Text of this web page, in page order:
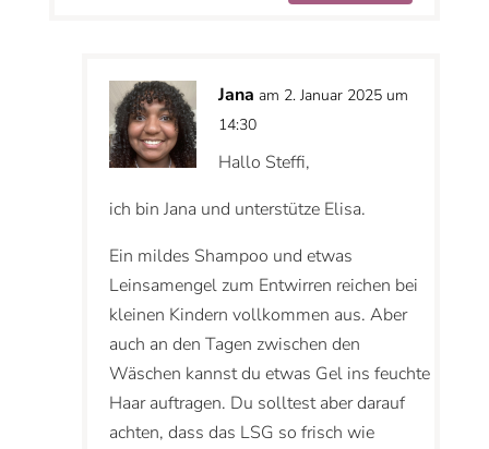
Jana am 2. Januar 2025 um
14:30
Hallo Steffi,
ich bin Jana und unterstütze Elisa.
Ein mildes Shampoo und etwas
Leinsamengel zum Entwirren reichen bei
kleinen Kindern vollkommen aus. Aber
auch an den Tagen zwischen den
Wäschen kannst du etwas Gel ins feuchte
Haar auftragen. Du solltest aber darauf
achten, dass das LSG so frisch wie